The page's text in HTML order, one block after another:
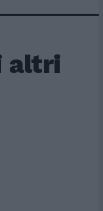
altri